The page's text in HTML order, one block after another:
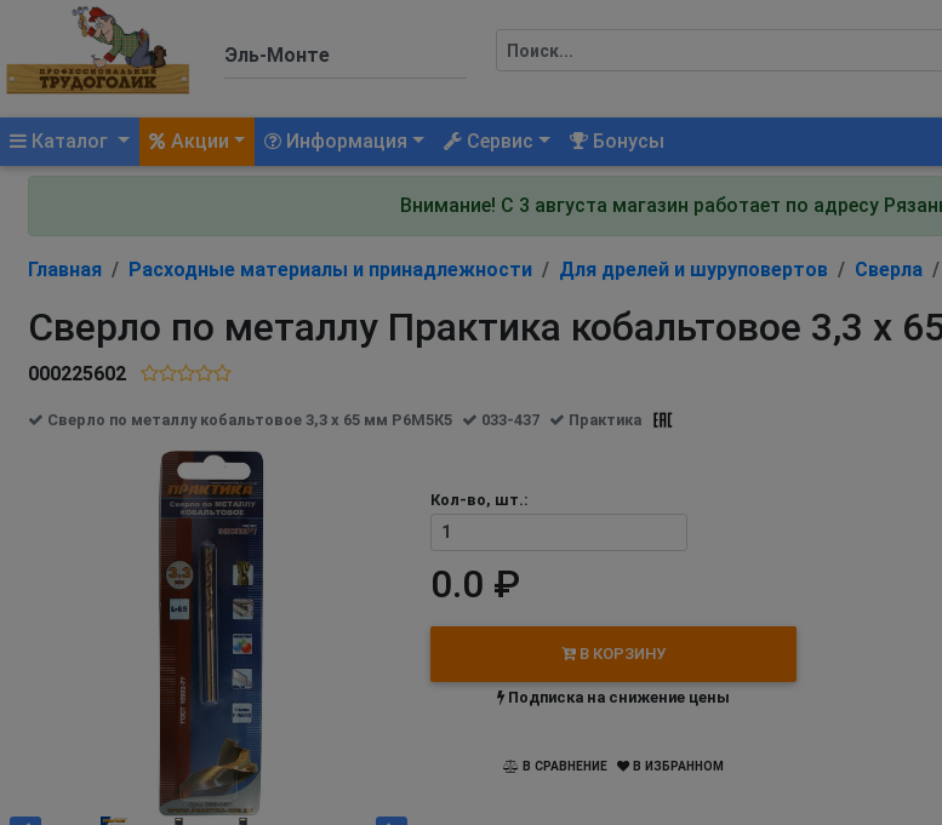
Каталог (current)Акции Информация Сервис Бонусы
Внимание! С 3 августа магазин работает по адресу
Главная Расходные материалы и принадлежности Для дрелей и шуруповертов Сверла
Сверло по металлу Практика кобальтовое 3,3 х
000225602
Сверло по металлу кобальтовое 3,3 х 65 мм Р6М5К5 033-437 Практика
Кол-во, шт.:
0.0 ₽
В КОРЗИНУ
Подписка на снижение цены
В СРАВНЕНИЕ В ИЗБРАННОМ